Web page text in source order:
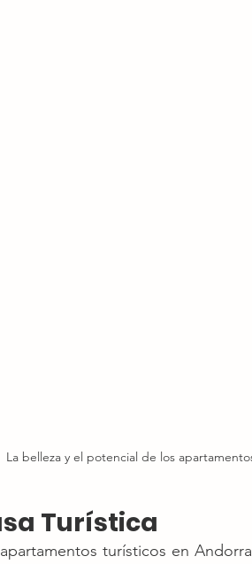
La belleza y el potencial de los
Turística
turísticos en